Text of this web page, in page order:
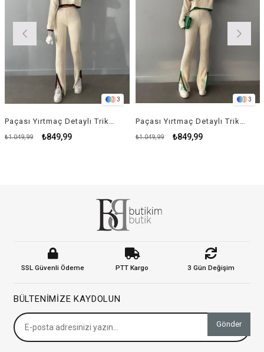
3
Paçası Yırtmaç Detaylı Triko Takım - KREM RENK
₺849,99
3
Paçası Yırtmaç Detaylı Triko Takım - YEŞİL
₺849,99
₺1.049,99
SSL Güvenli Ödeme PTT Kargo 3 Gün Değişim
BÜLTENIMIZE KAYDOLUN
Gönder